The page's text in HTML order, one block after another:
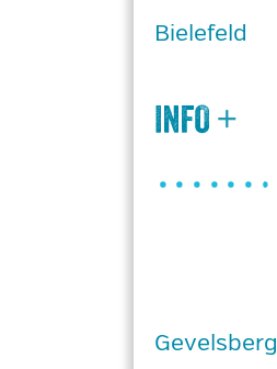
Bielefeld
Gevelsberg